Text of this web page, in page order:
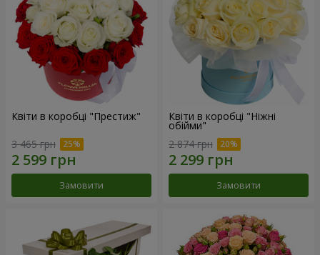
Квіти в коробці "Престиж"
3 465 грн
Замовити
Квіти в коробці "Ніжні
обійми"
2 874 грн
Замовити